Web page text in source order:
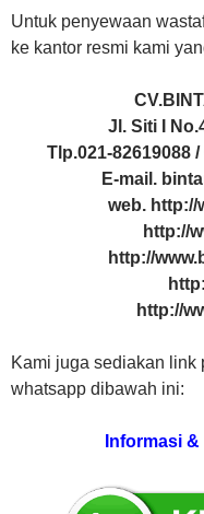
Untuk penyewaan
ke kantor resmi kami
Jl. Siti I
Tlp.021-82619088
E-mail.
web. http://
http://
http://
http://
Kami juga sediakan link
whatsapp dibawah ini:
Informasi